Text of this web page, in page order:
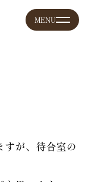
すが、待合室の